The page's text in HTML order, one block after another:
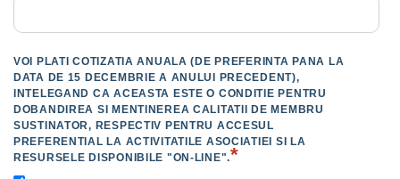
VOI PLATI COTIZATIA ANUALA (DE PREFERINTA PANA LA
DATA DE 15 DECEMBRIE A ANULUI PRECEDENT),
INTELEGAND CA ACEASTA ESTE O CONDITIE PENTRU
DOBANDIREA SI MENTINEREA CALITATII DE MEMBRU
SUSTINATOR, RESPECTIV PENTRU ACCESUL
PREFERENTIAL LA ACTIVITATILE ASOCIATIEI SI LA
RESURSELE DISPONIBILE "ON-LINE".*